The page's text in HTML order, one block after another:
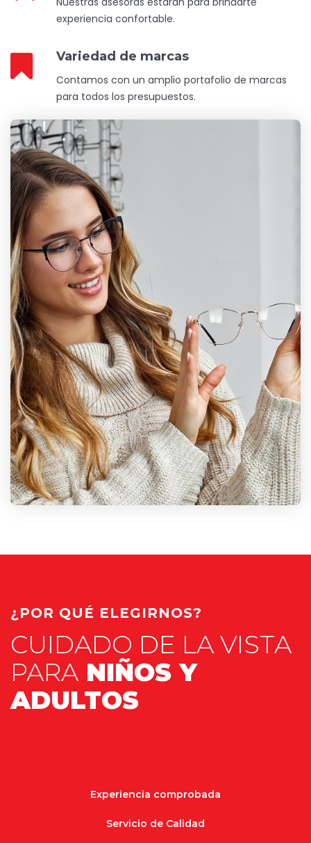
experiencia confortable.
Variedad de marcas
Contamos con un amplio portafolio de marcas
para todos los presupuestos.
¿POR QUÉ ELEGIRNOS?
CUIDADO DE LA VISTA
PARA NIÑOS Y
ADULTOS
Experiencia comprobada
Servicio de Calidad